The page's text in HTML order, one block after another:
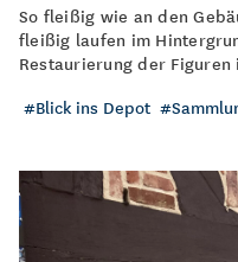
So fleißig wie an den
fleißig laufen im
Restaurierung der Figuren
Blick ins Depot